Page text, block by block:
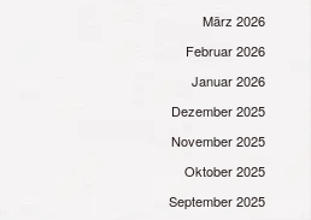
März 2026
Februar 2026
Januar 2026
Dezember 2025
November 2025
Oktober 2025
September 2025